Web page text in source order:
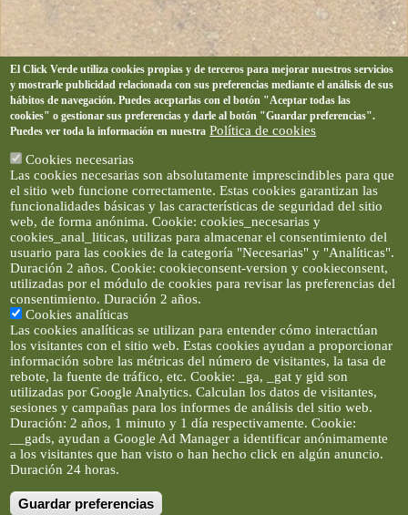
Artículos e imágenes son propiedad de elclickverde ©. No se
El Click Verde utiliza cookies propias y de terceros para mejorar nuestros servicios
y mostrarle publicidad relacionada con sus preferencias mediante el análisis de sus
hábitos de navegación. Puedes aceptarlas con el botón "Aceptar todas las
cookies" o gestionar sus preferencias y darle al botón "Guardar preferencias".
Puedes ver toda la información en nuestra Política de cookies
Cookies necesarias
Las cookies necesarias son absolutamente imprescindibles para que
el sitio web funcione correctamente. Estas cookies garantizan las
funcionalidades básicas y las características de seguridad del sitio
web, de forma anónima. Cookie: cookies_necesarias y
cookies_anal_liticas, utilizas para almacenar el consentimiento del
usuario para las cookies de la categoría "Necesarias" y "Analíticas".
Duración 2 años. Cookie: cookieconsent-version y cookieconsent,
utilizadas por el módulo de cookies para revisar las preferencias del
consentimiento. Duración 2 años.
Cookies analíticas
Las cookies analíticas se utilizan para entender cómo interactúan
los visitantes con el sitio web. Estas cookies ayudan a proporcionar
información sobre las métricas del número de visitantes, la tasa de
rebote, la fuente de tráfico, etc. Cookie: _ga, _gat y gid son
utilizadas por Google Analytics. Calculan los datos de visitantes,
sesiones y campañas para los informes de análisis del sitio web.
Duración: 2 años, 1 minuto y 1 día respectivamente. Cookie:
__gads, ayudan a Google Ad Manager a identificar anónimamente
a los visitantes que han visto o han hecho click en algún anuncio.
Duración 24 horas.
Guardar preferencias